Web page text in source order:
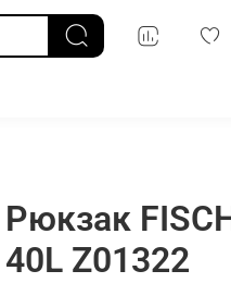
Рюкзак
40L Z01322